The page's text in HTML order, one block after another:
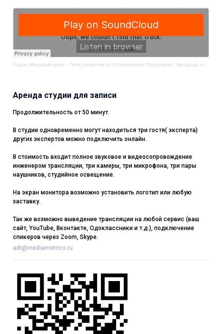
Радио Медиаметрикс · Пути развития со Станиславом Логуновым. Звездный путь
Аренда студии для записи
Продолжительность от 50 минут.
В студии одновременно могут находиться три гостя( эксперта)
других экспертов можно подключить онлайн.
В стоимость входит полное звуковое и видеосопровождение
инженером трансляции, три камеры, три микрофона, три пары
наушников, студийное освещение.
На экран монитора возможно установить логотип или любую
заставку.
Так же возможно выведение трансляции на любой сервис (ваш
сайт, YouTube, Вконтакте, Одоклассники и т.д.), подключение
спикеров через Zoom, Skype.
adt@mediametrics.ru